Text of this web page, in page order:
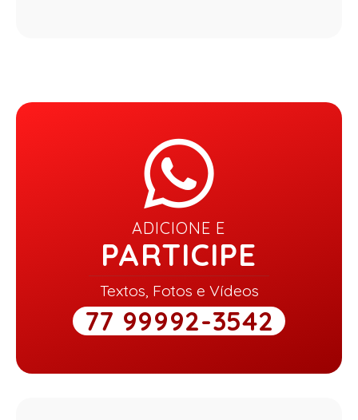
ADICIONE E
PARTICIPE
Textos, Fotos e Vídeos
77 99992-3542